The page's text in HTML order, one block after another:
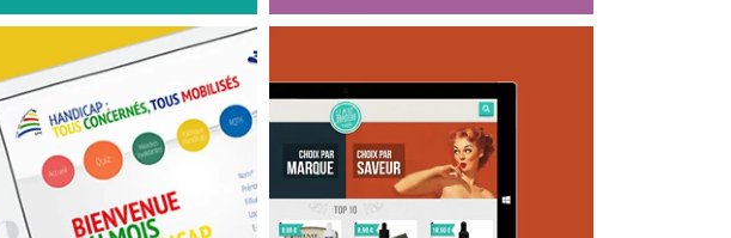
APPLICATIONS MOBILES
SPIE
APPLICATIONS MOBILES
Catalogue Le Petit